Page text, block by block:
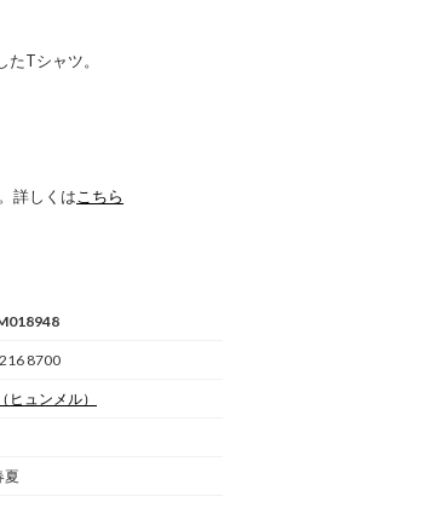
Tシャツ。
詳しくは こちら
8700
（ヒュンメル）
夏